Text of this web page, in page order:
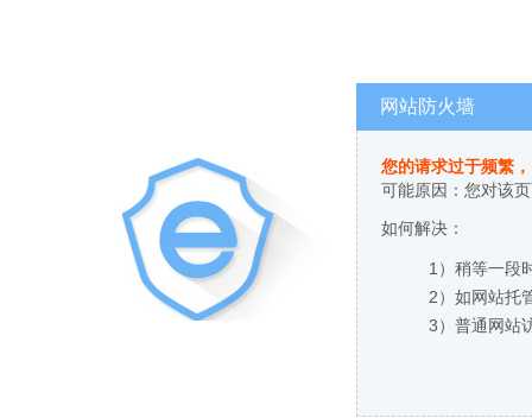
网站防火墙
您的请求过于频繁
可能原因：您对该
如何解决：
1）稍等一段
2）如网站托
3）普通网站